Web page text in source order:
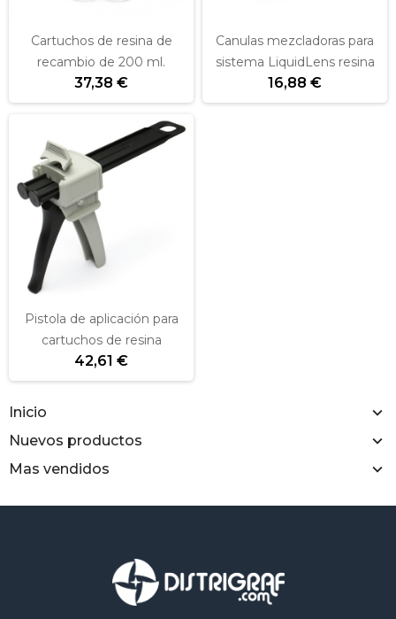
Inicio
Nuevos productos
Mas vendidos
Cartuchos de resina de
recambio de 200 ml.
37,38 €
Canulas mezcladoras para
sistema LiquidLens resina
16,88 €
Pistola de aplicación para
cartuchos de resina
42,61 €